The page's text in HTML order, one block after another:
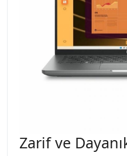
Zarif ve